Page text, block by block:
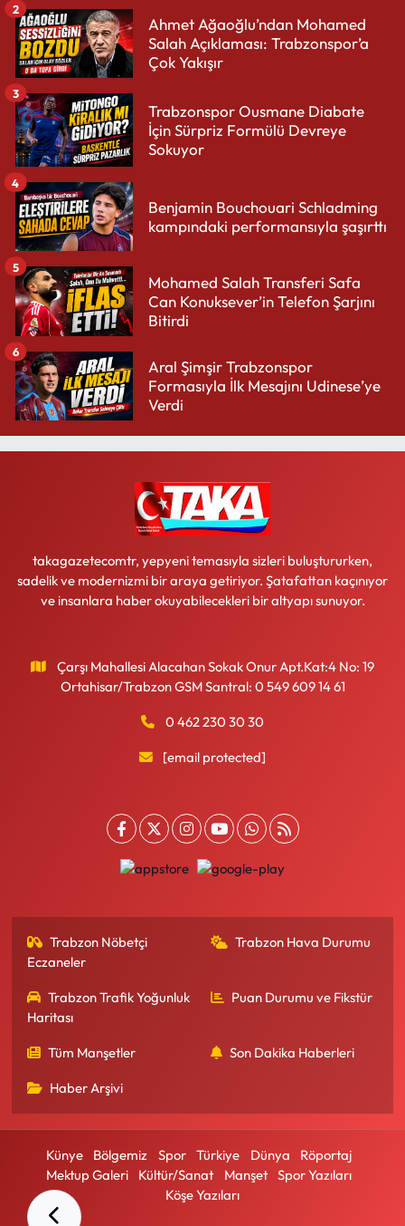
Ahmet Ağaoğlu’ndan Mohamed
Salah Açıklaması: Trabzonspor’a
Çok Yakışır
2
Trabzonspor Ousmane Diabate
İçin Sürpriz Formülü Devreye
Sokuyor
3
Benjamin Bouchouari Schladming
kampındaki performansıyla şaşırttı
4
Mohamed Salah Transferi Safa
Can Konuksever’in Telefon Şarjını
Bitirdi
5
Aral Şimşir Trabzonspor
Formasıyla İlk Mesajını Udinese’ye
Verdi
6
takagazetecomtr, yepyeni temasıyla sizleri buluştururken,
sadelik ve modernizmi bir araya getiriyor. Şatafattan kaçınıyor
ve insanlara haber okuyabilecekleri bir altyapı sunuyor.
Çarşı Mahallesi Alacahan Sokak Onur Apt.Kat:4 No: 19
Ortahisar/Trabzon GSM Santral: 0 549 609 14 61
0 462 230 30 30
[email protected]
Trabzon Nöbetçi
Eczaneler
Trabzon Hava Durumu
Trabzon Trafik Yoğunluk
Haritası
Puan Durumu ve Fikstür
Tüm Manşetler Son Dakika Haberleri
Haber Arşivi
Künye Bölgemiz Spor Türkiye Dünya
Röportaj
Mektup Galeri
Kültür/Sanat Manşet
Spor Yazıları
Köşe Yazıları